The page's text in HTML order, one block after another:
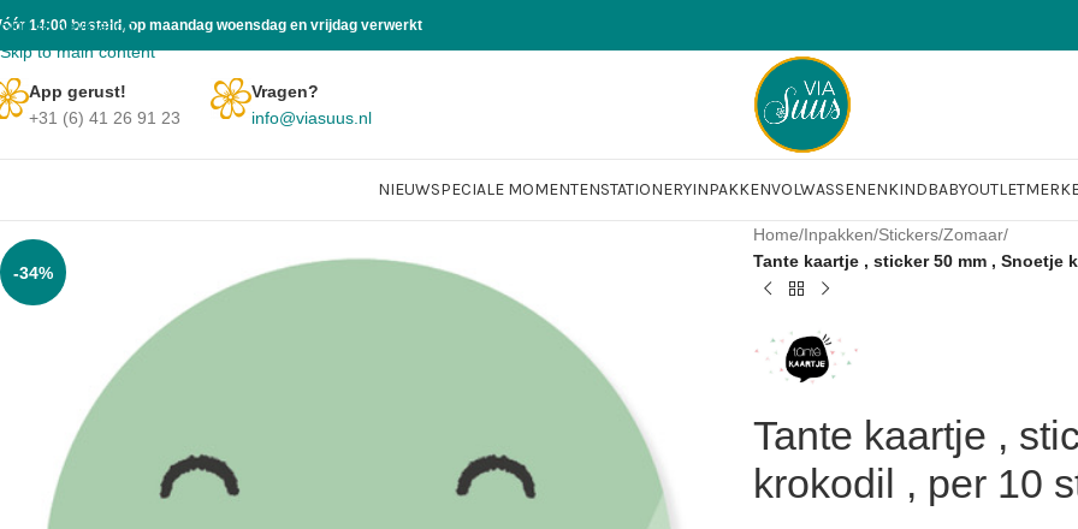
Skip to navigation
Skip to main content
14:00 besteld, op maandag woensdag en vrijdag verwerkt
App gerust!
+31 (6) 41 26 91 23
Vragen?
info@viasuus.nl
NIEUWSPECIALE MOMENTENSTATIONERYINPAKKENVOLWASSENENKINDBABYOUTLET
-34%
Home/Inpakken/Stickers/Zomaar/
Tante kaartje , sticker 50 mm , Snoetje
Tante kaartje ,
krokodil , per 10